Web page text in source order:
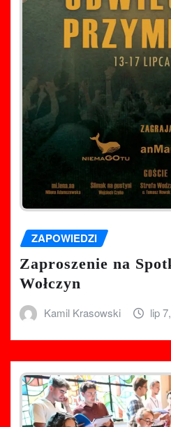
ZAPOWIEDZI
Zaproszenie na
Wołczyn
Kamil Krasowski lip